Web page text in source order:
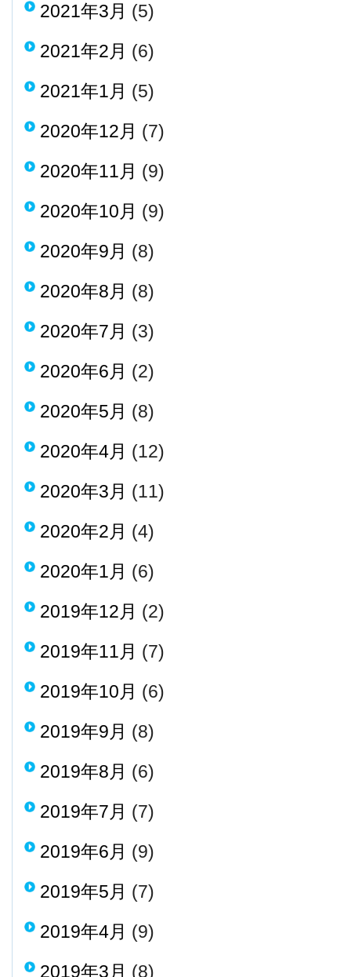
2021年3月 (5)
2021年2月 (6)
2021年1月 (5)
2020年12月 (7)
2020年11月 (9)
2020年10月 (9)
2020年9月 (8)
2020年8月 (8)
2020年7月 (3)
2020年6月 (2)
2020年5月 (8)
2020年4月 (12)
2020年3月 (11)
2020年2月 (4)
2020年1月 (6)
2019年12月 (2)
2019年11月 (7)
2019年10月 (6)
2019年9月 (8)
2019年8月 (6)
2019年7月 (7)
2019年6月 (9)
2019年5月 (7)
2019年4月 (9)
2019年3月 (8)